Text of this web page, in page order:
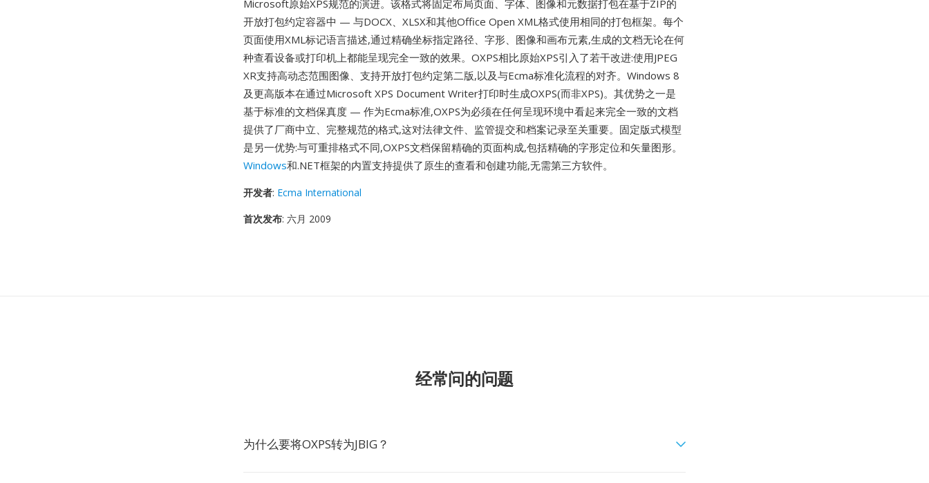
Microsoft原始XPS规范的演进。该格式将固定布局页面、字体、图像和元数据打包在基于ZIP的
开放打包约定容器中 — 与DOCX、XLSX和其他Office Open XML格式使用相同的打包框架。每个
页面使用XML标记语言描述,通过精确坐标指定路径、字形、图像和画布元素,生成的文档无论在何
种查看设备或打印机上都能呈现完全一致的效果。OXPS相比原始XPS引入了若干改进:使用JPEG
XR支持高动态范围图像、支持开放打包约定第二版,以及与Ecma标准化流程的对齐。Windows 8
及更高版本在通过Microsoft XPS Document Writer打印时生成OXPS(而非XPS)。其优势之一是
基于标准的文档保真度 — 作为Ecma标准,OXPS为必须在任何呈现环境中看起来完全一致的文档
提供了厂商中立、完整规范的格式,这对法律文件、监管提交和档案记录至关重要。固定版式模型
是另一优势:与可重排格式不同,OXPS文档保留精确的页面构成,包括精确的字形定位和矢量图形。
Windows和.NET框架的内置支持提供了原生的查看和创建功能,无需第三方软件。
开发者: Ecma International
首次发布: 六月 2009
经常问的问题
为什么要将OXPS转为JBIG？